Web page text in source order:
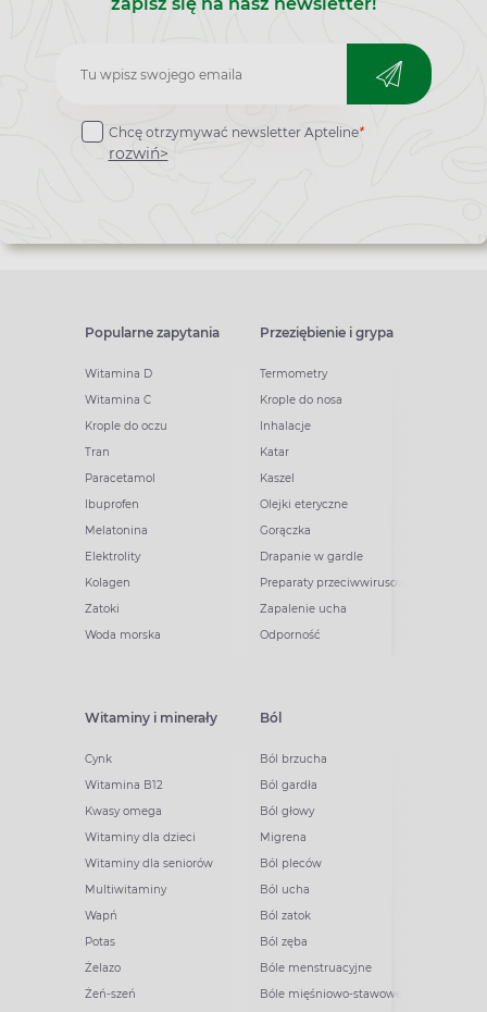
Zapisz
do
newslettera
Chcę otrzymywać newsletter Apteline*
rozwiń>
Popularne zapytania
Witamina D
Witamina C
Krople do oczu
Tran
Paracetamol
Ibuprofen
Melatonina
Elektrolity
Kolagen
Zatoki
Woda morska
Przeziębienie i grypa
Termometry
Krople do nosa
Inhalacje
Katar
Kaszel
Olejki eteryczne
Gorączka
Drapanie w gardle
Preparaty przeciwwirusowe
Zapalenie ucha
Odporność
Witaminy i minerały
Cynk
Witamina B12
Kwasy omega
Witaminy dla dzieci
Witaminy dla seniorów
Multiwitaminy
Wapń
Potas
Żelazo
Żeń-szeń
Ból
Ból brzucha
Ból gardła
Ból głowy
Migrena
Ból pleców
Ból ucha
Ból zatok
Ból zęba
Bóle menstruacyjne
Bóle mięśniowo-stawowe